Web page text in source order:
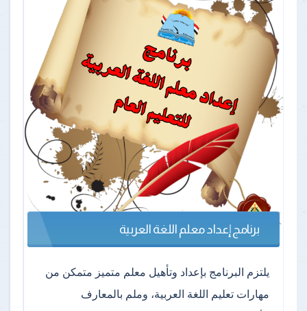
برنامج إعداد معلم اللغة العربية
يلتزم البرنامج بإعداد وتأهيل معلم متميز متمكن من
مهارات تعليم اللغة العربية، وملم بالمعارف